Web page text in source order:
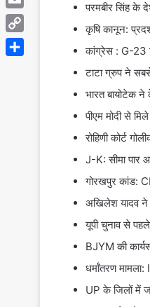
परमबीर सिंह के
कृषि कानून:
कांग्रेस : G-23
टाटा ग्रुप ने
भारत बायोटेक
पीएम मोदी से
रोहिणी कोर्ट
J-K: सीमा पार
गोरखपुर कांड:
अखिलेश यादव ने
यूपी चुनाव से
BJYM की
धर्मांतरण
UP के जिलों में
Email
Copy
Link